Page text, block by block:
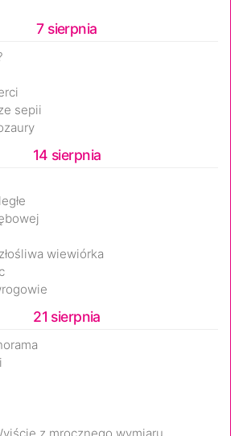
7 sierpnia
sepii
14 sierpnia
wiewiórka
21 sierpnia